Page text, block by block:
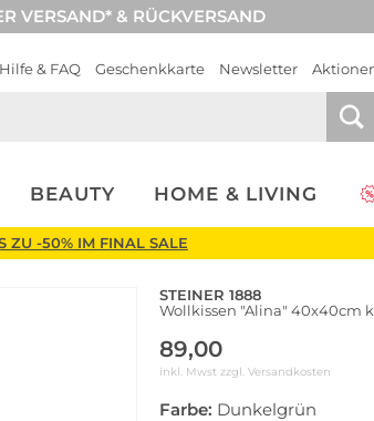
VERSAND* & RÜCKVERSAND
Hilfe & FAQ Geschenkkarte Newsletter
BEAUTY HOME & LIVING
ZU -50% IM FINAL SALE
STEINER 1888
Wollkissen "Alina" 40x40cm
89,00
inkl. Mwst zzgl. Versandkosten
Farbe: Dunkelgrün